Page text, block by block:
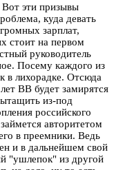
Вот эти призывы
куда девать
зарплат,
стоит на первом
руководитель
Посему каждого из
в лихорадке. Отсюда
ВВ будет замирятся
из-под
российского
авторитетом
в преемники. Ведь
и в дальнейшем свой
"ушлепок" из другой